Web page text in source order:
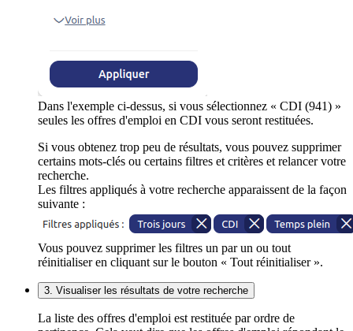
Dans l'exemple ci-dessus, si vous sélectionnez « CDI (941) »
seules les offres d'emploi en CDI vous seront restituées.
Si vous obtenez trop peu de résultats, vous pouvez supprimer
certains mots-clés ou certains filtres et critères et relancer votre
recherche.
Les filtres appliqués à votre recherche apparaissent de la façon
suivante :
Vous pouvez supprimer les filtres un par un ou tout
réinitialiser en cliquant sur le bouton « Tout réinitialiser ».
3. Visualiser les résultats de votre recherche
La liste des offres d'emploi est restituée par ordre de